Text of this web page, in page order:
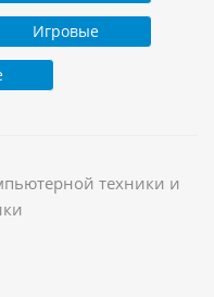
Игровые
техники и